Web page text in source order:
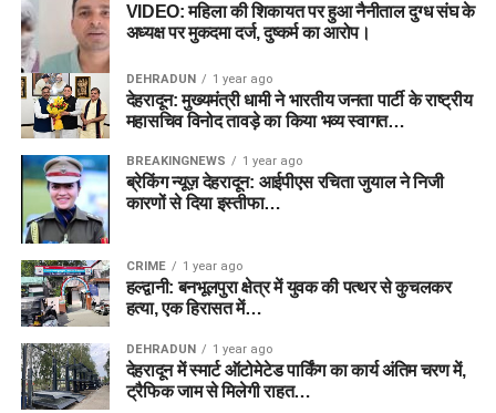
VIDEO: महिला की शिकायत पर हुआ नैनीताल दुग्ध संघ के
अध्यक्ष पर मुकदमा दर्ज, दुष्कर्म का आरोप।
DEHRADUN 1 year ago
देहरादून: मुख्यमंत्री धामी ने भारतीय जनता पार्टी के राष्ट्रीय
महासचिव विनोद तावड़े का किया भव्य स्वागत…
BREAKINGNEWS 1 year ago
ब्रेकिंग न्यूज़ देहरादून: आईपीएस रचिता जुयाल ने निजी
कारणों से दिया इस्तीफा…
CRIME 1 year ago
हल्द्वानी: बनभूलपुरा क्षेत्र में युवक की पत्थर से कुचलकर
हत्या, एक हिरासत में…
DEHRADUN 1 year ago
देहरादून में स्मार्ट ऑटोमेटेड पार्किंग का कार्य अंतिम चरण में,
ट्रैफिक जाम से मिलेगी राहत…